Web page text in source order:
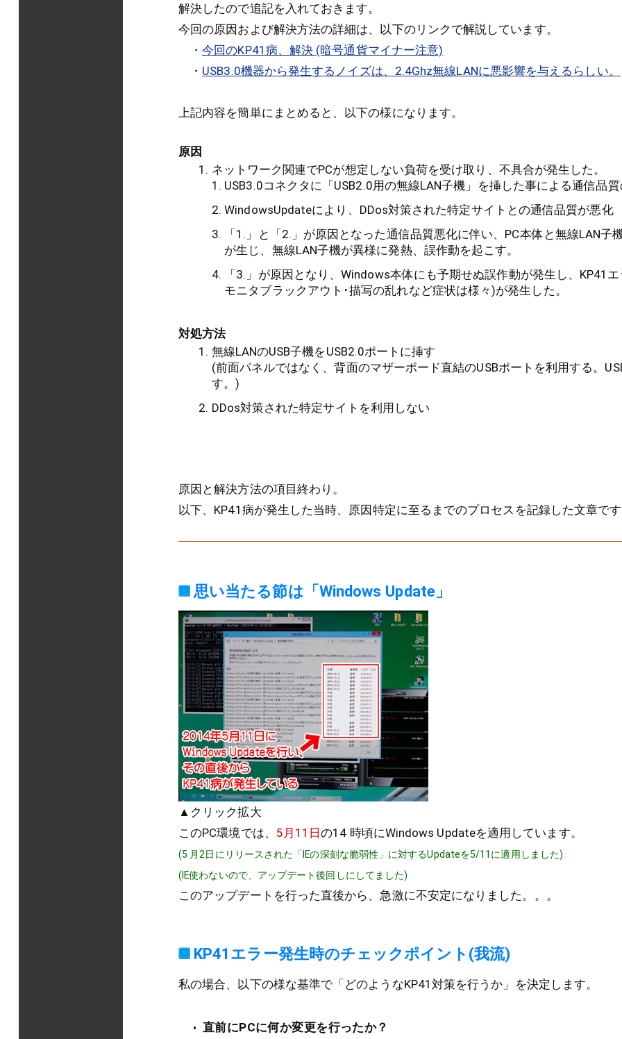
解決したので追記を入れておきます。
今回の原因および解決方法の詳細は、以下のリンクで解説しています。
・今回のKP41病、解決 (暗号通貨マイナー注意)
・ USB3.0機器から発生するノイズは、2.4Ghz無線LANに悪影響を与えるらしい。
上記内容を簡単にまとめると、以下の様になります。
原因
ネットワーク関連でPCが想定しない負荷を受け取り、不具合が発生した。
USB3.0コネクタに「USB2.0用の無線LAN子機」を挿した事による通信品
WindowsUpdateにより、DDos対策された特定サイトとの通信品質が悪化
「1.」と「2.」が原因となった通信品質悪化に伴い、PC本体と無線LAN子
が生じ、無線LAN子機が異様に発熱、誤作動を起こす。
「3.」が原因となり、Windows本体にも予期せぬ誤作動が発生し、KP41エ
モニタブラックアウト･描写の乱れなど症状は様々)が発生した。
対処方法
無線LANのUSB子機をUSB2.0ポートに挿す
(前面パネルではなく、背面のマザーボード直結のUSBポートを利用する。
す。)
DDos対策された特定サイトを利用しない
原因と解決方法の項目終わり。
以下、KP41病が発生した当時、原因特定に至るまでのプロセスを記録した文章です
思い当たる節は「Windows Update」
▲クリック拡大
このPC環境では、 5月11日の14 時頃にWindows Updateを適用しています。
(5 月2日にリリースされた「IEの深刻な脆弱性」に対するUpdateを5/11に適用しました)
(IE使わないので、アップデート後回しにしてました)
このアップデートを行った直後から、急激に不安定になりました。。。
KP41エラー発生時のチェックポイント(我流)
私の場合、以下の様な基準で「どのようなKP41対策を行うか」を決定します。
直前にPCに何か変更を行ったか？